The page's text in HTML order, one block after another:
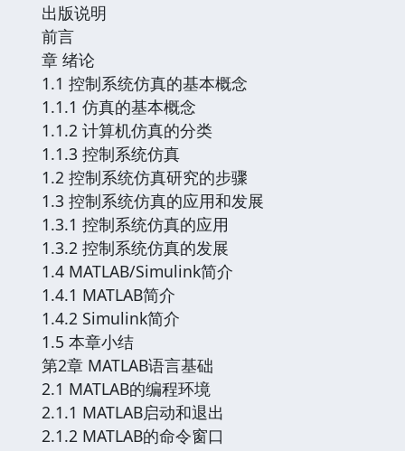
出版说明
前言
章 绪论
1.1 控制系统仿真的基本概念
1.1.1 仿真的基本概念
1.1.2 计算机仿真的分类
1.1.3 控制系统仿真
1.2 控制系统仿真研究的步骤
1.3 控制系统仿真的应用和发展
1.3.1 控制系统仿真的应用
1.3.2 控制系统仿真的发展
1.4 MATLAB/Simulink简介
1.4.1 MATLAB简介
1.4.2 Simulink简介
1.5 本章小结
第2章 MATLAB语言基础
2.1 MATLAB的编程环境
2.1.1 MATLAB启动和退出
2.1.2 MATLAB的命令窗口